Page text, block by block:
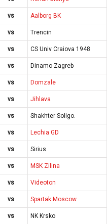
vs
Aalborg BK
vs
Trencin
vs
CS Univ Craiova 1948
vs
Dinamo Zagreb
vs
Domzale
vs
Jihlava
vs
Shakhter Soligo.
vs
Lechia GD
vs
Sirius
vs
MSK Zilina
vs
Videoton
vs
Spartak Moscow
vs NK Krsko